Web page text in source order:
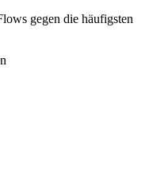
gegen die häufigsten